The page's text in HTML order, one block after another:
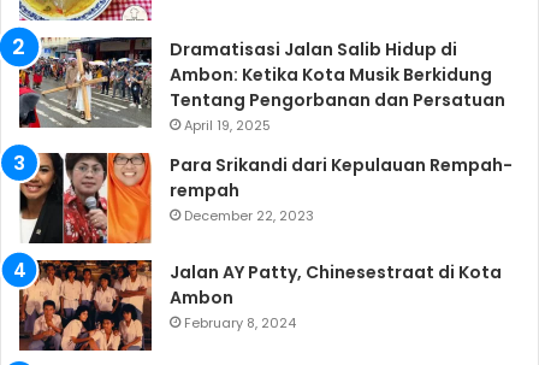
Dramatisasi Jalan Salib Hidup di
Ambon: Ketika Kota Musik Berkidung
Tentang Pengorbanan dan Persatuan
April 19, 2025
Para Srikandi dari Kepulauan Rempah-
rempah
December 22, 2023
Jalan AY Patty, Chinesestraat di Kota
Ambon
February 8, 2024